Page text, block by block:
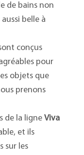
de bains non
belle à
conçus
pour
objets que
prenons
de la ligne Viva
et ils
sur les